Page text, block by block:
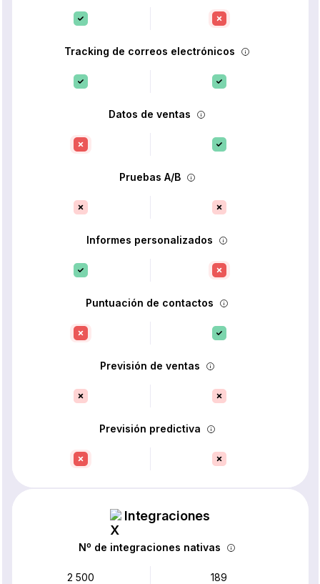
Tracking de correos electrónicos
Datos de ventas
Pruebas A/B
Informes personalizados
Puntuación de contactos
Previsión de ventas
Previsión predictiva
Integraciones
Nº de integraciones nativas
2 500 189